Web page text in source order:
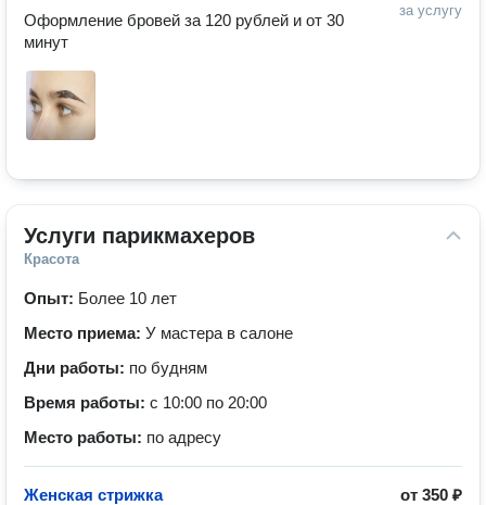
за услугу
Оформление бровей за 120 рублей и от 30
минут
Услуги парикмахеров
Красота
Опыт: Более 10 лет
Место приема: У мастера в салоне
Дни работы: по будням
Время работы: с 10:00 по 20:00
Место работы: по адресу
от 350 ₽
Женская стрижка